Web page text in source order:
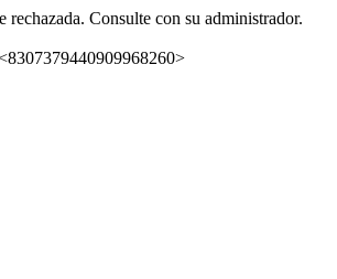
Consulte con su administrador.